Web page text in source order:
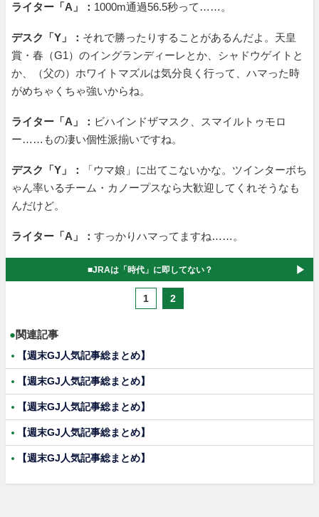
ライター「A」： 1000m通過56.5秒って……。
デスク「Y」： それで勝ったりすることがあるんだよ。天皇
賞・春（G1）のイングランディーレとか、シャドウゲイトと
か、（父の）ホワイトマズルは気分良く行って、ハマった時
がめちゃくちゃ強いからね。
ライター「A」： ビハインドザマスク、スマイルトゥモロ
ー……もの凄い個性派揃いですね。
デスク「Y」：
「ウマ娘」に出てこないかな。ツインターボち
ゃん率いるチーム・カノープスなら大歓迎してくれそうなも
んだけど。
ライター「A」： すっかりハマってますね……。
■JRAは「時代」に即してない？
1 2
●関連記事
【週末GJ人気記事総まとめ】
【週末GJ人気記事総まとめ】
【週末GJ人気記事総まとめ】
【週末GJ人気記事総まとめ】
【週末GJ人気記事総まとめ】